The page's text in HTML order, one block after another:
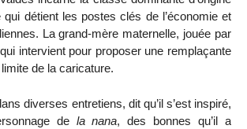
qui détient les postes clés de l’économie et
La grand-mère maternelle, jouée par
intervient pour proposer une remplaçante
de la caricature.
diverses entretiens, dit qu’il s’est inspiré,
de la nana, des bonnes qu’il a